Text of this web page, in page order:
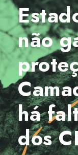
não
há
dos